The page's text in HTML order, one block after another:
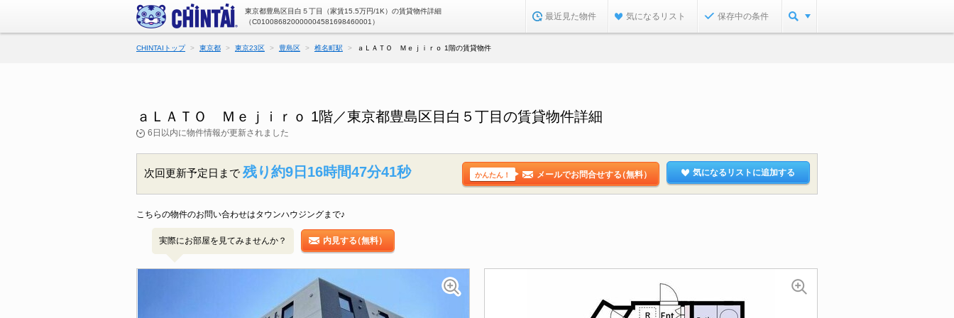
東京都豊島区目白５丁目（家賃15.5万円/1K）の賃貸物件詳細
（C010086820000004581698460001）
最近見た物件 気になるリスト 保存中の条件
CHINTAIトップ 東京都 東京23区 豊島区 椎名町駅 ａＬＡＴＯ Ｍｅｊｉｒｏ 1階の賃貸物件
ａＬＡＴＯ Ｍｅｊｉｒｏ 1階／東京都豊島区目白５丁目の賃貸物件詳細
6日以内に物件情報が更新されました
次回更新予定日まで 残り約9日16時間47分40秒 かんたん！ メールでお問合せする（無料） 気になるリストに追加する
こちらの物件のお問い合わせはタウンハウジングまで♪
実際にお部屋を見てみませんか？ 内見する（無料）